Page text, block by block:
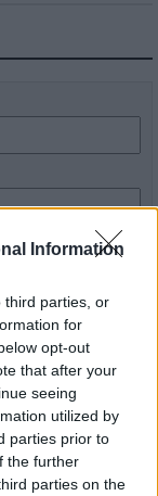
Information
third parties, or
for
opt-out
that after your
seeing
utilized by
parties prior to
the further
parties on the
azadatvédelmi
vízgyűjtőjére